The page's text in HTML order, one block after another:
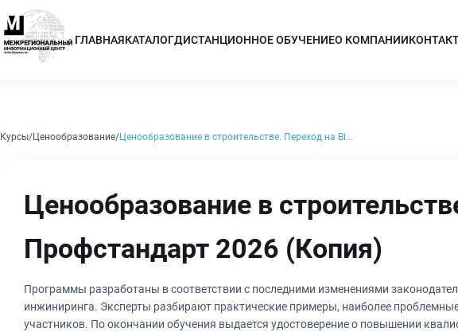
ГЛАВНАЯКАТАЛОГДИСТАНЦИОННОЕ ОБУЧЕНИЕО КОМПАНИИ
Курсы Ценообразование Ценообразование в строительстве. Переход на BI...
Ценообразование в
Профстандарт 2026 (Копия)
Программы разработаны в соответствии с последними изменениями
инжиниринга. Эксперты разбирают практические примеры, наиболее
участников. По окончании обучения выдается удостоверение о повышении